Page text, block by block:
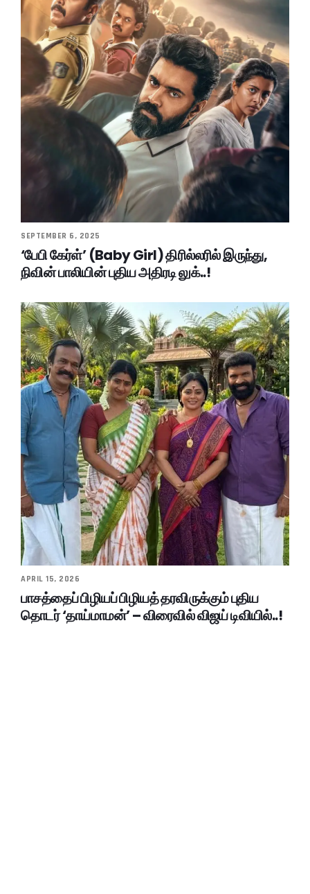
SEPTEMBER 6, 2025
‘பேபி கேர்ள்’ (Baby Girl) திரில்லரில் இருந்து,
நிவின் பாலியின் புதிய அதிரடி லுக்..!
APRIL 15, 2026
பாசத்தைப் பிழியப் பிழியத் தரவிருக்கும் புதிய
தொடர் ‘தாய்மாமன்’ – விரைவில் விஜய் டிவியில்..!